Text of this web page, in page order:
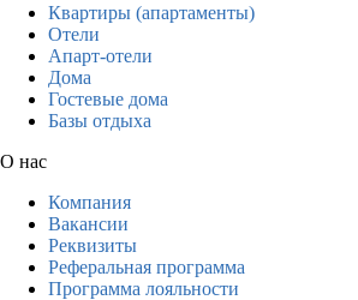
Квартиры (апартаменты)
Отели
Апарт-отели
Дома
Гостевые дома
Базы отдыха
О нас
Компания
Вакансии
Реквизиты
Реферальная программа
Программа лояльности